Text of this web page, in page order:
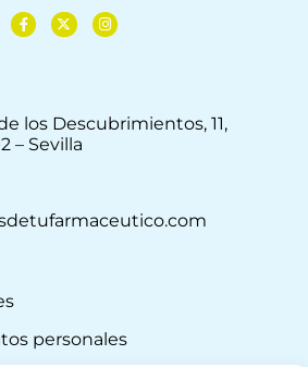
los Descubrimientos, 11,
– Sevilla
personales